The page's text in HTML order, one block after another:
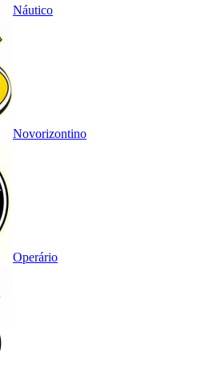
Náutico
Novorizontino
Operário